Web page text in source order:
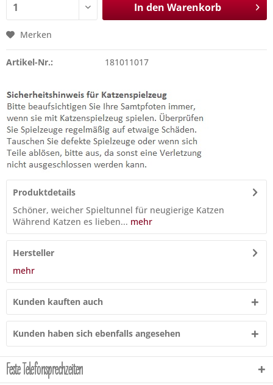
In den Warenkorb
Merken
Artikel-Nr.: 181011017
Produktdetails
Schöner, weicher Spieltunnel für neugierige Katzen
Während Katzen es lieben... mehr
Hersteller
mehr
Kunden kauften auch
Kunden haben sich ebenfalls angesehen
Feste Telefonsprechzeiten